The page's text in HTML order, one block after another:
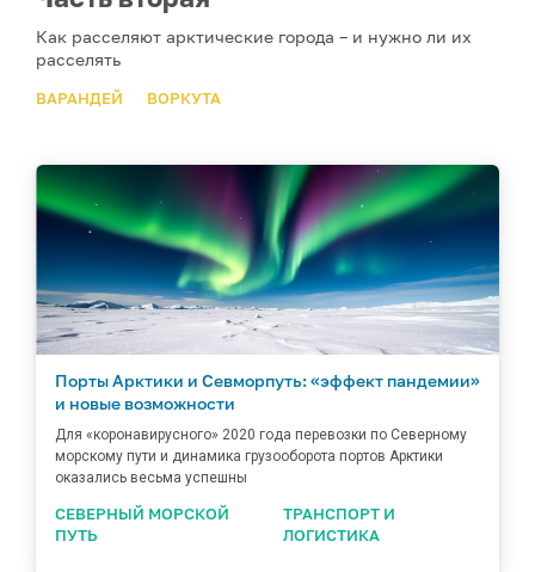
Как расселяют арктические города – и нужно ли их
расселять
ВАРАНДЕЙ ВОРКУТА
Порты Арктики и Севморпуть: «эффект пандемии»
и новые возможности
Для «коронавирусного» 2020 года перевозки по Северному
морскому пути и динамика грузооборота портов Арктики
оказались весьма успешны
СЕВЕРНЫЙ МОРСКОЙ
ПУТЬ
ТРАНСПОРТ И
ЛОГИСТИКА